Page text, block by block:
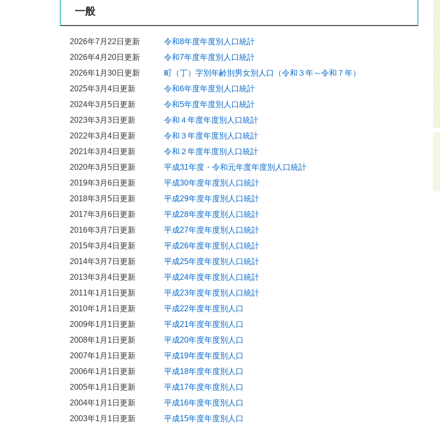
一般
2026年7月22日更新
令和8年度年度別人口統計
2026年4月20日更新
令和7年度年度別人口統計
2026年1月30日更新
町（丁）字別年齢別男女別人口（令和３年～令和７年）
2025年3月4日更新
令和6年度年度別人口統計
2024年3月5日更新
令和5年度年度別人口統計
2023年3月3日更新
令和４年度年度別人口統計
2022年3月4日更新
令和３年度年度別人口統計
2021年3月4日更新
令和２年度年度別人口統計
2020年3月5日更新
平成31年度・令和元年度年度別人口統計
2019年3月6日更新
平成30年度年度別人口統計
2018年3月5日更新
平成29年度年度別人口統計
2017年3月6日更新
平成28年度年度別人口統計
2016年3月7日更新
平成27年度年度別人口統計
2015年3月4日更新
平成26年度年度別人口統計
2014年3月7日更新
平成25年度年度別人口統計
2013年3月4日更新
平成24年度年度別人口統計
2011年1月1日更新
平成23年度年度別人口統計
2010年1月1日更新
平成22年度年度別人口
2009年1月1日更新
平成21年度年度別人口
2008年1月1日更新
平成20年度年度別人口
2007年1月1日更新
平成19年度年度別人口
2006年1月1日更新
平成18年度年度別人口
2005年1月1日更新
平成17年度年度別人口
2004年1月1日更新
平成16年度年度別人口
2003年1月1日更新
平成15年度年度別人口